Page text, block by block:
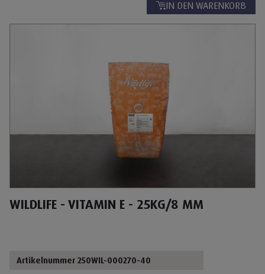
IN DEN WARENKORB
WILDLIFE - VITAMIN E - 25KG/8 MM
Artikelnummer 250WIL-000270-40